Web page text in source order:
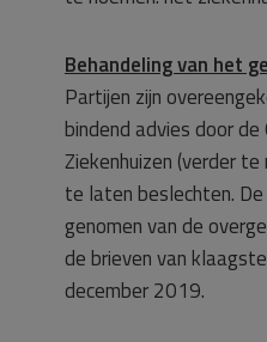
Behandeling van het
Partijen zijn
bindend advies door de
Ziekenhuizen (verder
te laten beslechten.
genomen van de
de brieven van
december 2019.